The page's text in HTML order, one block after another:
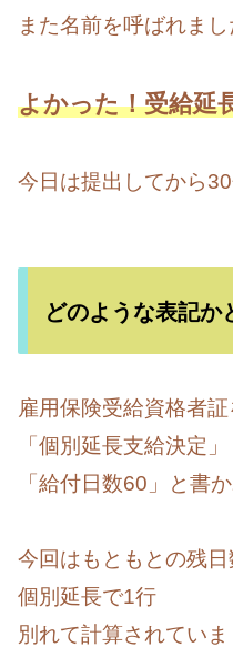
また名前を呼ばれまし
よかった！受給延
今日は提出してから
どのような表記か
雇用保険受給資格者証
「個別延長支給決定」
「給付日数60」と書
今回はもともとの残
個別延長で1行
別れて計算されていま